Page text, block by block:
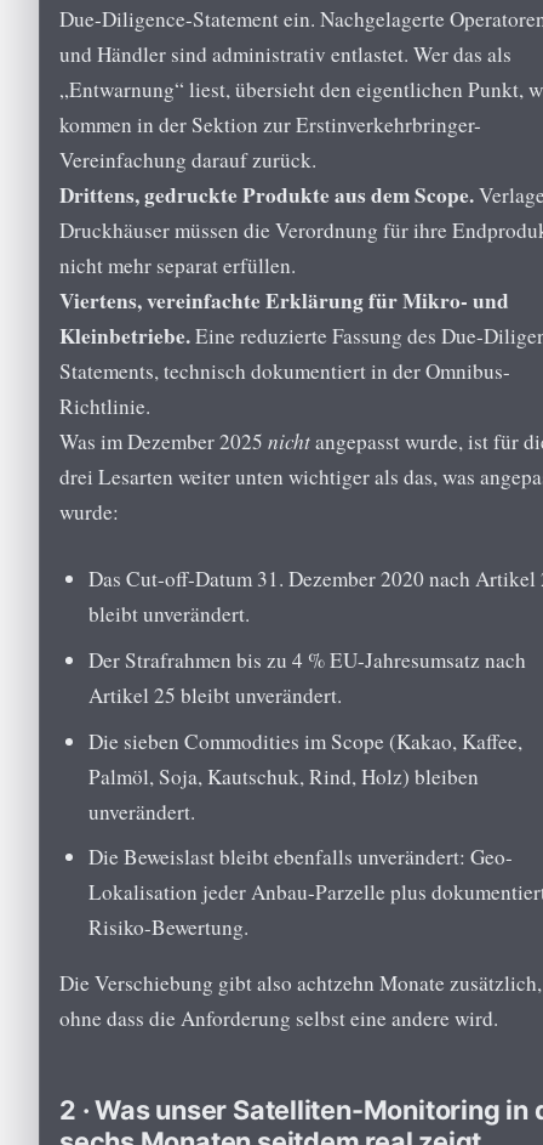
Due-Diligence-Statement ein. Nachgelagerte
und Händler sind administrativ entlastet. Wer das als
„Entwarnung“ liest, übersieht den eigentlichen Punkt,
kommen in der Sektion zur Erstinverkehrbringer-
Vereinfachung darauf zurück.
Drittens, gedruckte Produkte aus dem Scope.
Druckhäuser müssen die Verordnung für ihre
nicht mehr separat erfüllen.
Viertens, vereinfachte Erklärung für Mikro- und
Kleinbetriebe.Eine reduzierte Fassung des Due-
Statements, technisch dokumentiert in der Omnibus-
Richtlinie.
Was im Dezember 2025 nichtangepasst wurde, ist für
drei Lesarten weiter unten wichtiger als das, was
wurde:
Das Cut-off-Datum 31. Dezember 2020 nach Artikel
bleibt unverändert.
Der Strafrahmen bis zu 4 % EU-Jahresumsatz nach
Artikel 25 bleibt unverändert.
Die sieben Commodities im Scope (Kakao, Kaffee,
Palmöl, Soja, Kautschuk, Rind, Holz) bleiben
unverändert.
Die Beweislast bleibt ebenfalls unverändert: Geo-
Lokalisation jeder Anbau-Parzelle plus
Risiko-Bewertung.
Die Verschiebung gibt also achtzehn Monate zusätzlich,
ohne dass die Anforderung selbst eine andere wird.
2 · Was unser Satelliten-Monitoring in